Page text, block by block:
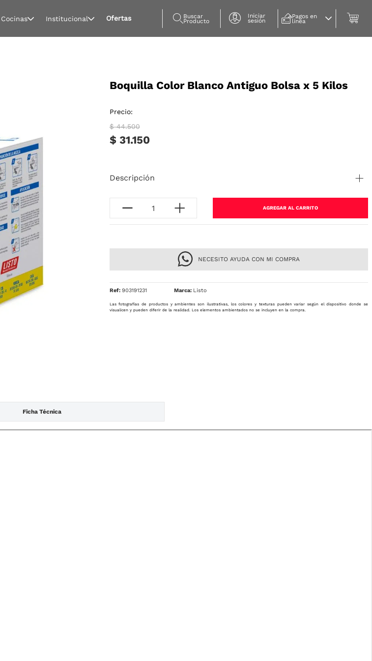
Cocinas Institucional Ofertas Buscar
Producto
Iniciar
sesión
Pagos en
línea
Boquilla Color Blanco Antiguo Bolsa x 5 Kilos
Precio:
$ 44.500
$ 31.150
Descripción
AGREGAR AL CARRITO
NECESITO AYUDA CON MI COMPRA
Ref: 903191231 Listo
Las fotografías de productos y ambientes son ilustrativas, los colores y texturas pueden variar según el dispositivo donde se
visualicen y pueden diferir de la realidad. Los elementos ambientados no se incluyen en la compra.
Ficha Técnica